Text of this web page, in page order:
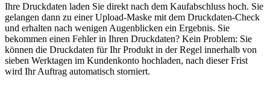
Ihre Druckdaten laden Sie direkt nach dem Kaufabschluss hoch. Sie
gelangen dann zu einer Upload-Maske mit dem Druckdaten-Check
und erhalten nach wenigen Augenblicken ein Ergebnis. Sie
bekommen einen Fehler in Ihren Druckdaten? Kein Problem: Sie
können die Druckdaten für Ihr Produkt in der Regel innerhalb von
sieben Werktagen im Kundenkonto hochladen, nach dieser Frist
wird Ihr Auftrag automatisch storniert.